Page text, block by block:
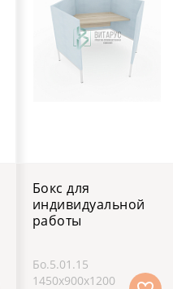
Бокс для
индивидуальной
работы
Бо.5.01.15
1450х900х1200